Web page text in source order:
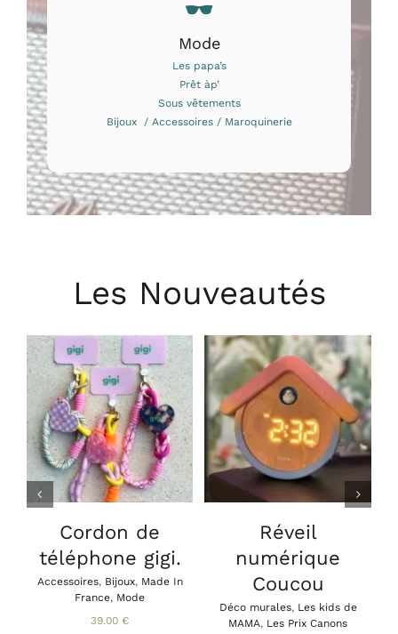
Mode
Les papa’s
Prêt àp’
Sous vêtements
Bijoux / Accessoires / Maroquinerie
Les Nouveautés
CHOIX DES
OPTIONS
CE
PRODUIT
A
PLUSIEURS
VARIATIONS.
LES
OPTIONS
PEUVENT
ÊTRE
CHOISIES
/
DÉTAILS
Cordon de
téléphone gigi.
Accessoires, Bijoux, Made In
France, Mode
39.00 €
AJOUTER AU
PANIER
/
DÉTAILS
Réveil
numérique
Coucou
Déco murales, Les kids de
MAMA, Les Prix Canons